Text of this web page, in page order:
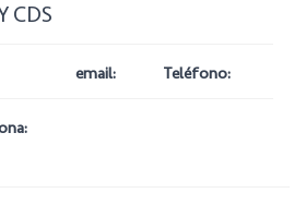
CDS
email: Teléfono: